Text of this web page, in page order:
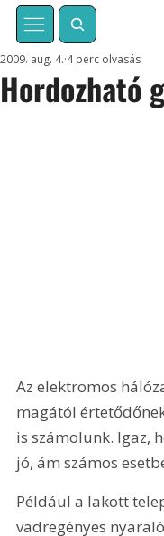
Hordozható
2009. aug. 4. 4 perc olvasás
Az elektromos
magától
is számolunk. Igaz,
jó, ám számos
Például a lakott
vadregényes